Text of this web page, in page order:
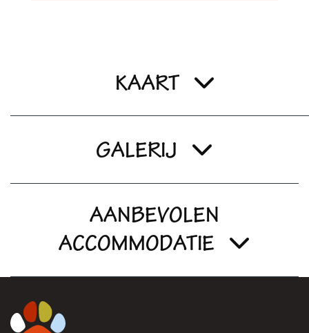
KAART
GALERIJ
AANBEVOLEN
ACCOMMODATIE